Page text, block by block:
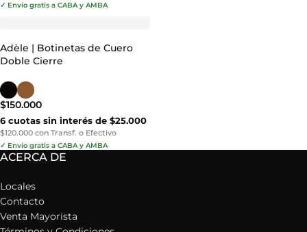
✓ Envío gratis a CABA y AMBA
Adèle | Botinetas de Cuero
Doble Cierre
$150.000
6 cuotas sin interés de $25.000
$120.000 con Transf. o Efectivo
✓ Envío gratis a CABA y AMBA
ACERCA DE
Locales
Contacto
Venta Mayorista